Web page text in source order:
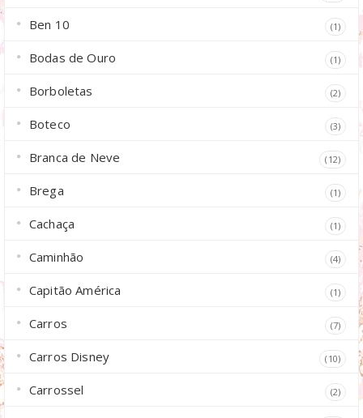
Ben 10 (1)
Bodas de Ouro (1)
Borboletas (2)
Boteco (3)
Branca de Neve (12)
Brega (1)
Cachaça (1)
Caminhão (4)
Capitão América (1)
Carros (7)
Carros Disney (10)
Carrossel (2)